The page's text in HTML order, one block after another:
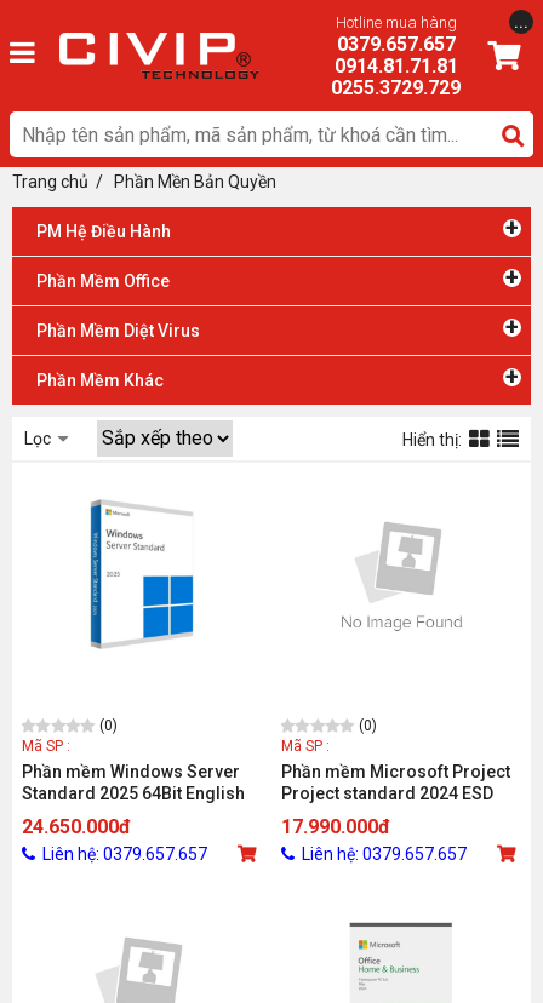
Hotline mua hàng
0379.657.657
0914.81.71.81
0255.3729.729
...
Trang chủ / Phần Mền Bản Quyền
PM Hệ Điều Hành +
Phần Mềm Office +
Phần Mềm Diệt Virus +
Phần Mềm Khác +
Lọc Hiển thị:
(0)
Mã SP :
Phần mềm Windows Server
Standard 2025 64Bit English
1pk DSP OEI DVD 16 Core EP2-
25187
24.650.000đ
Liên hệ: 0379.657.657
(0)
Mã SP :
Phần mềm Microsoft Project
Project standard 2024 ESD
EP2-07057 (1 thiết bị/ Vĩnh
viễn)
17.990.000đ
Liên hệ: 0379.657.657